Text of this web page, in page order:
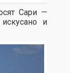
Сари —
и